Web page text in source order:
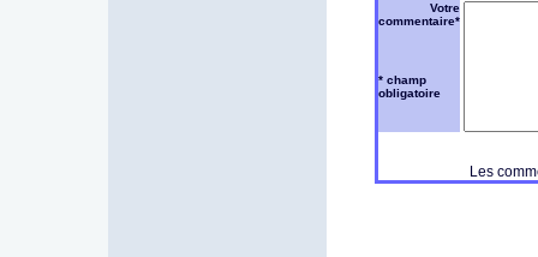
Votre
commentaire*
* champ
obligatoire
Les